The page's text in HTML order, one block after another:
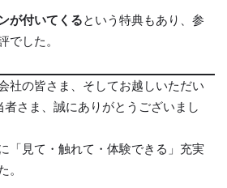
が付いてくるという特典もあり、参
でした。
社の皆さま、そしてお越しいただい
さま、誠にありがとうございまし
「見て・触れて・体験できる」充実
。